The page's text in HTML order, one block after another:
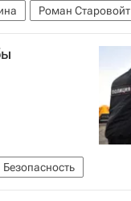
Роман Старовойт
Безопасность